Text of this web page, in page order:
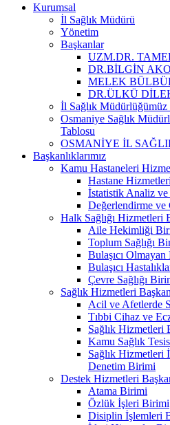
Kurumsal
İl Sağlık Müdürü
Yönetim
Başkanlar
UZM.DR.
DR.BİLGİN
MELEK
DR.ÜLKÜ
İl Sağlık Müdürlüğümüz
Osmaniye Sağlık
Tablosu
OSMANİYE İL
Başkanlıklarımız
Kamu Hastaneleri
Hastane
İstatistik Analiz
Değerlendirme
Halk Sağlığı Hizmetleri
Aile Hekimliği
Toplum Sağlığı
Bulaşıcı
Bulaşıcı
Çevre Sağlığı
Sağlık Hizmetleri
Acil ve Afetlerde
Tıbbi Cihaz ve
Sağlık Hizmetleri
Kamu Sağlık
Sağlık Hizmetleri
Denetim Birimi
Destek Hizmetleri
Atama Birimi
Özlük İşleri Birimi
Disiplin İşlemleri